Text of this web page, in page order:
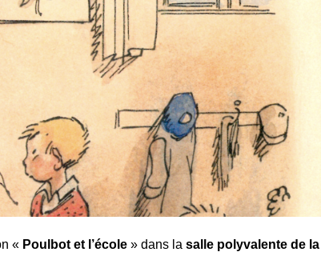
« Poulbot et l’école » dans lasalle polyvalente de la